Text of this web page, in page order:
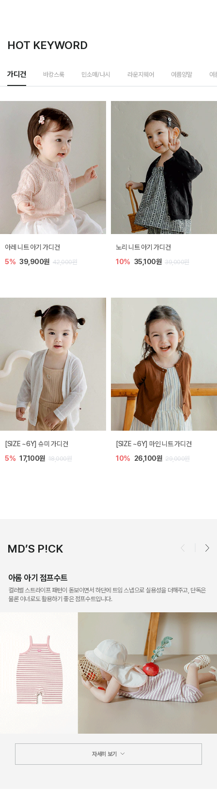
HOT KEYWORD
가디건 바캉스룩 민소매/나시 라운지웨어 여름양말 여
[SIZE ~6Y] 로메이 라운지 셋업
10% 23,400원 26,000원
밀라 아기 원피스
20% 27,200원 34,000원
밀라 아기 점프수트
10% 30,600원 34,000원
밀라 아기 셋업
20% 35,200원 44,000원
MD’S P!CK
아롬 아기 점프수트
컬러별 스트라이프 패턴이 돋보이면서 하단에 트임 스냅으로 실용성을 더해주고, 단독은
물론 이너로도 활용하기 좋은 점프수트입니다.
자세히 보기